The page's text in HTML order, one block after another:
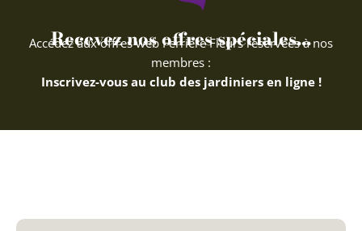
Recevez nos offres spéciales...
Accédez aux offres web Ferriere Fleurs réservées à nos
membres :
Inscrivez-vous au club des jardiniers en ligne !